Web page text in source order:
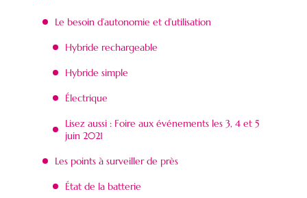
Le besoin d’autonomie et d’utilisation
Hybride rechargeable
Hybride simple
Électrique
Lisez aussi : Foire aux événements les 3, 4 et 5
juin 2021
Les points à surveiller de près
État de la batterie